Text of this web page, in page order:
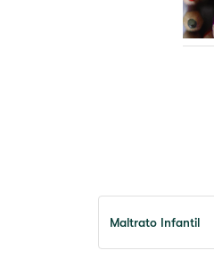
Maltrato Infantil